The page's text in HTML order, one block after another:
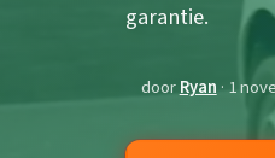
garantie.
doorRyan · 1